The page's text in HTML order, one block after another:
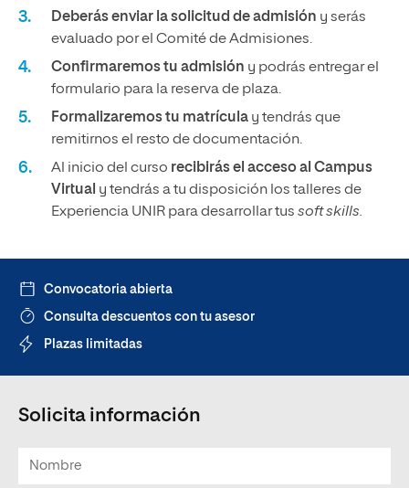
Deberás enviar la solicitud de admisión y serás
evaluado por el Comité de Admisiones.
Confirmaremos tu admisión y podrás entregar el
formulario para la reserva de plaza.
Formalizaremos tu matrícula y tendrás que
remitirnos el resto de documentación.
Al inicio del curso recibirás el acceso al Campus
Virtual y tendrás a tu disposición los talleres de
Experiencia UNIR para desarrollar tus soft skills.
Convocatoria abierta
Consulta descuentos con tu asesor
Plazas limitadas
Solicita información